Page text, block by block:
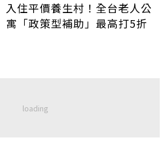
入住平價養生村！全台老人公
寓「政策型補助」最高打5折